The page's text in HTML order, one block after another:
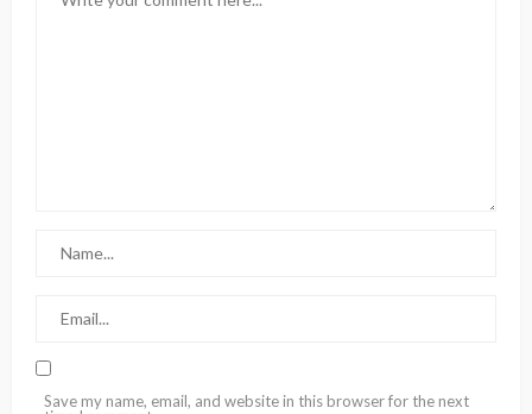
Save my name, email, and website in this browser for the next